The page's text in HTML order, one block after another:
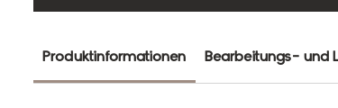
Produktinformationen Bearbeitungs- und